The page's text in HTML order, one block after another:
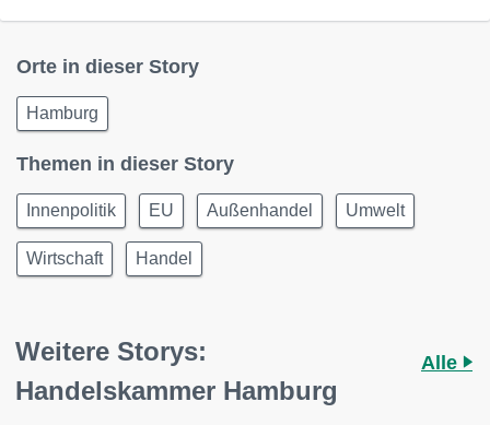
Orte in dieser Story
Hamburg
Themen in dieser Story
Innenpolitik EU Außenhandel Umwelt
Wirtschaft Handel
Weitere Storys:
Handelskammer Hamburg
Alle